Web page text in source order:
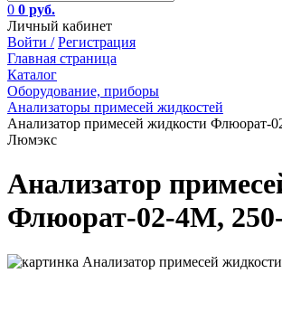
0 0 руб.
Личный кабинет
Войти / Регистрация
Главная страница
Каталог
Оборудование, приборы
Анализаторы примесей жидкостей
Анализатор примесей жидкости Флюорат-
Люмэкс
Анализатор
Флюорат-02-4М,